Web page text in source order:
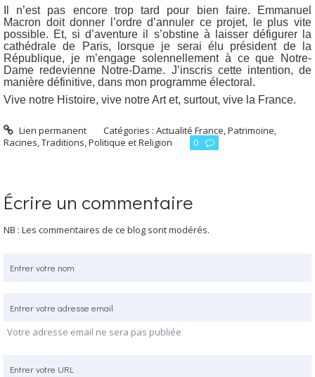
Il n’est pas encore trop tard pour bien faire. Emmanuel
Macron doit donner l’ordre d’annuler ce projet, le plus vite
possible. Et, si d’aventure il s’obstine à laisser défigurer la
cathédrale de Paris, lorsque je serai élu président de la
République, je m’engage solennellement à ce que Notre-
Dame redevienne Notre-Dame. J’inscris cette intention, de
manière définitive, dans mon programme électoral.
Vive notre Histoire, vive notre Art et, surtout, vive la France.
Lien permanent Catégories :Actualité France,Patrimoine,
Racines, Traditions,Politique et Religion 0
Écrire un commentaire
NB : Les commentaires de ce blog sont modérés.
Votre adresse email ne sera pas publiée